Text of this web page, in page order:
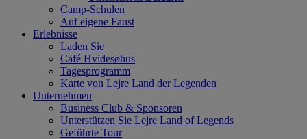
Camp-Schulen
Auf eigene Faust
Erlebnisse
Laden Sie
Café Hvidesøhus
Tagesprogramm
Karte von Lejre Land der Legenden
Unternehmen
Business Club & Sponsoren
Unterstützen Sie Lejre Land of Legends
Geführte Tour